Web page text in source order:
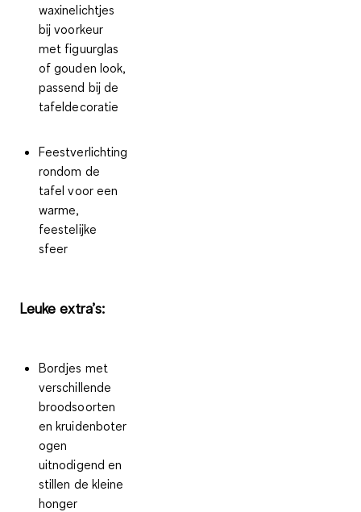
waxinelichtjes
bij voorkeur
met figuurglas
of gouden look,
passend bij de
tafeldecoratie
Feestverlichting
rondom de
tafelvoor een
warme,
feestelijke
sfeer
Leuke extra’s:
Bordjes met
verschillende
broodsoorten
en kruidenboter
ogen
uitnodigend en
stillen de kleine
honger